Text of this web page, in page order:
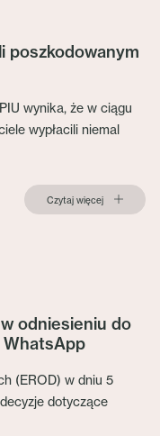
poszkodowanym
wynika, że w ciągu
wypłacili niemal
Czytaj więcej
odniesieniu do
WhatsApp
(EROD) w dniu 5
dotyczące